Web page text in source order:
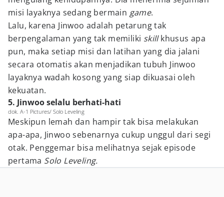
misi layaknya sedang bermain game.
Lalu, karena Jinwoo adalah petarung tak
berpengalaman yang tak memiliki skillkhusus apa
pun, maka setiap misi dan latihan yang dia jalani
secara otomatis akan menjadikan tubuh Jinwoo
layaknya wadah kosong yang siap dikuasai oleh
kekuatan.
5. Jinwoo selalu berhati-hati
dok. A-1 Pictures/ Solo Leveling
Meskipun lemah dan hampir tak bisa melakukan
apa-apa, Jinwoo sebenarnya cukup unggul dari segi
otak. Penggemar bisa melihatnya sejak episode
pertama Solo Leveling.